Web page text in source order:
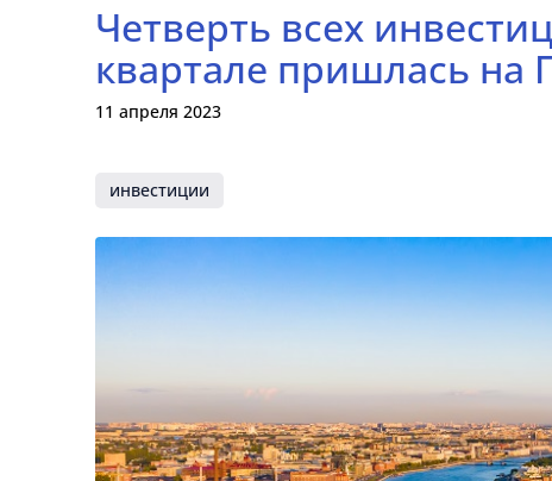
Четверть всех
квартале пришлась на
11 апреля 2023
инвестиции